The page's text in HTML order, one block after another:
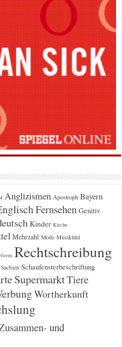
Anglizismen Apostroph Bayern
Fernsehen Genitiv
Kinder Kirche
Mehrzahl Mode Musiktitel
Rechtschreibung
Sachsen Schaufensterbeschriftung
SupermarktTiere
Wortherkunft
und